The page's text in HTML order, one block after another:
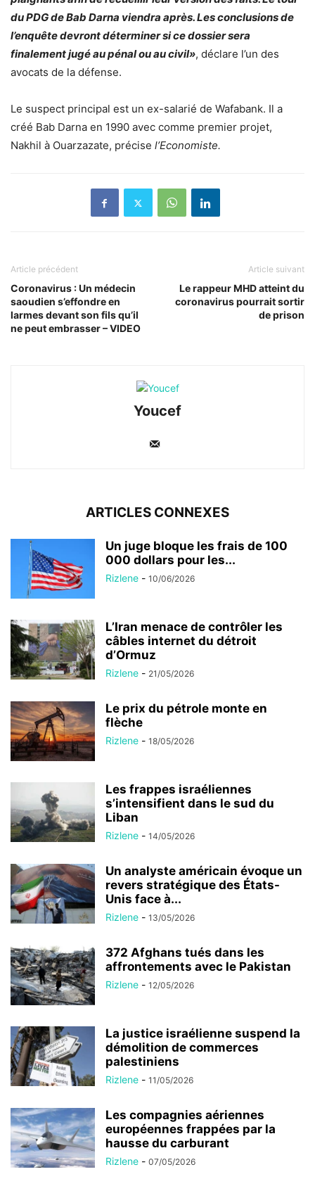
du PDG de Bab Darna viendra après. Les conclusions de
l’enquête devront déterminer si ce dossier sera
finalement jugé au pénal ou au civil», déclare l’un des
avocats de la défense.
Le suspect principal est un ex-salarié de Wafabank. Il a
créé Bab Darna en 1990 avec comme premier projet,
Nakhil à Ouarzazate, précise l’Economiste.
Article précédent
Coronavirus : Un médecin
saoudien s’effondre en
larmes devant son fils qu’il
ne peut embrasser – VIDEO
Article suivant
Le rappeur MHD atteint du
coronavirus pourrait sortir
de prison
Youcef
ARTICLES CONNEXES
Un juge bloque les frais de 100
000 dollars pour les...
Rizlene - 10/06/2026
L’Iran menace de contrôler les
câbles internet du détroit
d’Ormuz
Rizlene - 21/05/2026
Le prix du pétrole monte en
flèche
Rizlene - 18/05/2026
Les frappes israéliennes
s’intensifient dans le sud du
Liban
Rizlene - 14/05/2026
Un analyste américain évoque un
revers stratégique des États-
Unis face à...
Rizlene - 13/05/2026
372 Afghans tués dans les
affrontements avec le Pakistan
Rizlene - 12/05/2026
La justice israélienne suspend la
démolition de commerces
palestiniens
Rizlene - 11/05/2026
Les compagnies aériennes
européennes frappées par la
hausse du carburant
Rizlene - 07/05/2026